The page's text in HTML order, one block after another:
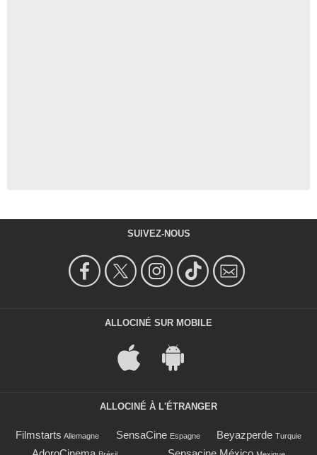
SUIVEZ-NOUS
ALLOCINÉ SUR MOBILE
ALLOCINÉ À L'ÉTRANGER
Filmstarts Allemagne SensaCine Espagne Beyazperde Turquie